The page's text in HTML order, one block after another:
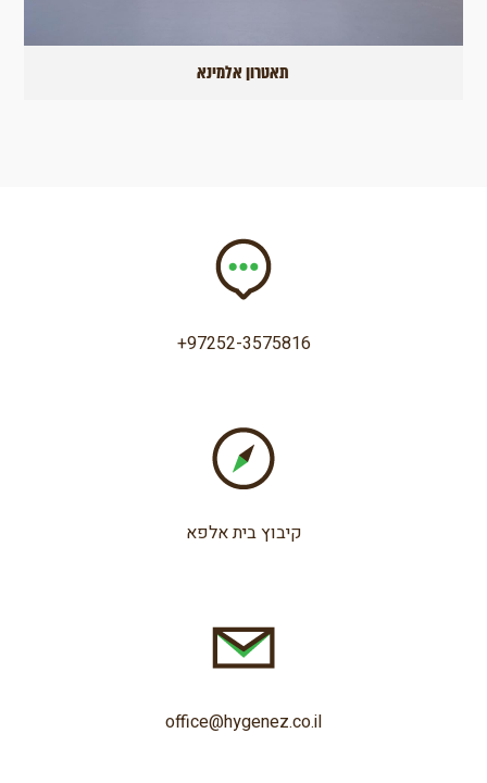
תאטרון אלמינא
+97252-3575816
קיבוץ בית אלפא
office@hygenez.co.il